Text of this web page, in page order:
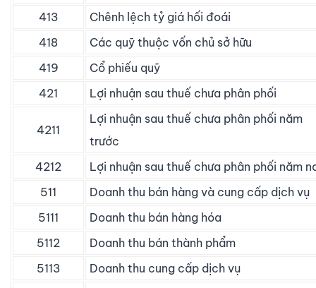
413
Chênh lệch tỷ giá hối đoái
418
Các quỹ thuộc vốn chủ sở hữu
419
Cổ phiếu quỹ
421
Lợi nhuận sau thuế chưa phân phối
4211
Lợi nhuận sau thuế chưa phân phối năm
trước
4212
Lợi nhuận sau thuế chưa phân phối năm
511
Doanh thu bán hàng và cung cấp dịch vụ
5111
Doanh thu bán hàng hóa
5112
Doanh thu bán thành phẩm
5113
Doanh thu cung cấp dịch vụ